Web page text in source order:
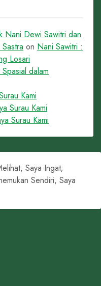
Nani Dewi Sawitri dan
on Nani Sawitri :
Losari
dalam
Kami
Surau Kami
Surau Kami
Saya Ingat;
Sendiri, Saya